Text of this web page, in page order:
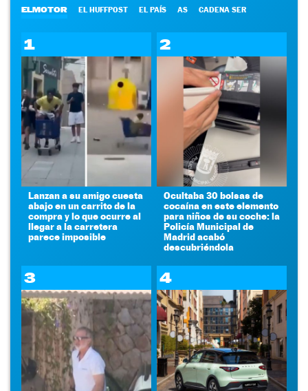
ELMOTOR EL HUFFPOST EL PAÍS AS CADENA SER
1
Lanzan a su amigo cuesta
abajo en un carrito de la
compra y lo que ocurre al
llegar a la carretera
parece imposible
2
Ocultaba 30 bolsas de
cocaína en este elemento
para niños de su coche: la
Policía Municipal de
Madrid acabó
descubriéndola
3 4